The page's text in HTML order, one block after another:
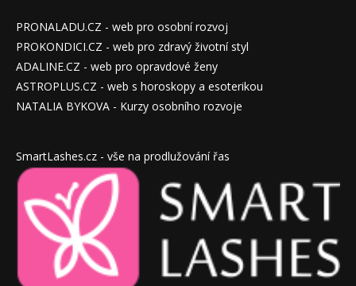
PRONALADU.CZ - web pro osobní rozvoj
PROKONDICI.CZ - web pro zdravý životní styl
ADALINE.CZ - web pro opravdové ženy
ASTROPLUS.CZ - web s horoskopy a esoterikou
NATALIA BYKOVA - Kurzy osobního rozvoje
SmartLashes.cz - vše na prodlužování řas